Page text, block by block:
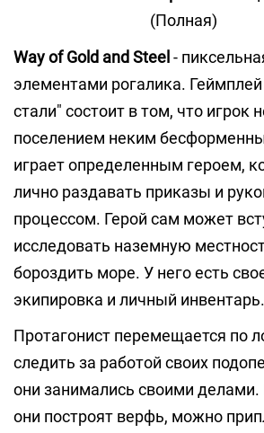
(Полная)
Way of Gold and Steel -
элементами рогалика.
стали" состоит в том, что игрок
поселением неким
играет определенным героем,
лично раздавать приказы и
процессом. Герой сам может
исследовать наземную
бороздить море. У него есть
экипировка и личный инвентарь.
Протагонист перемещается по
следить за работой своих
они занимались своими делами.
они построят верфь, можно